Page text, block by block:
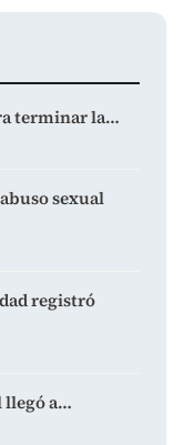
terminar la…
sexual
registró
llegó a…